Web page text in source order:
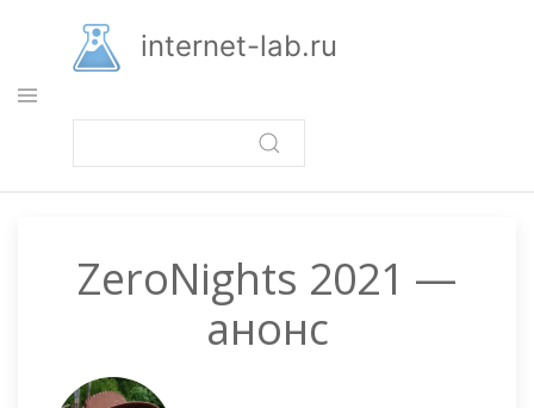
основному
содержанию
internet-lab.ru
ZeroNights 2021 —
анонс